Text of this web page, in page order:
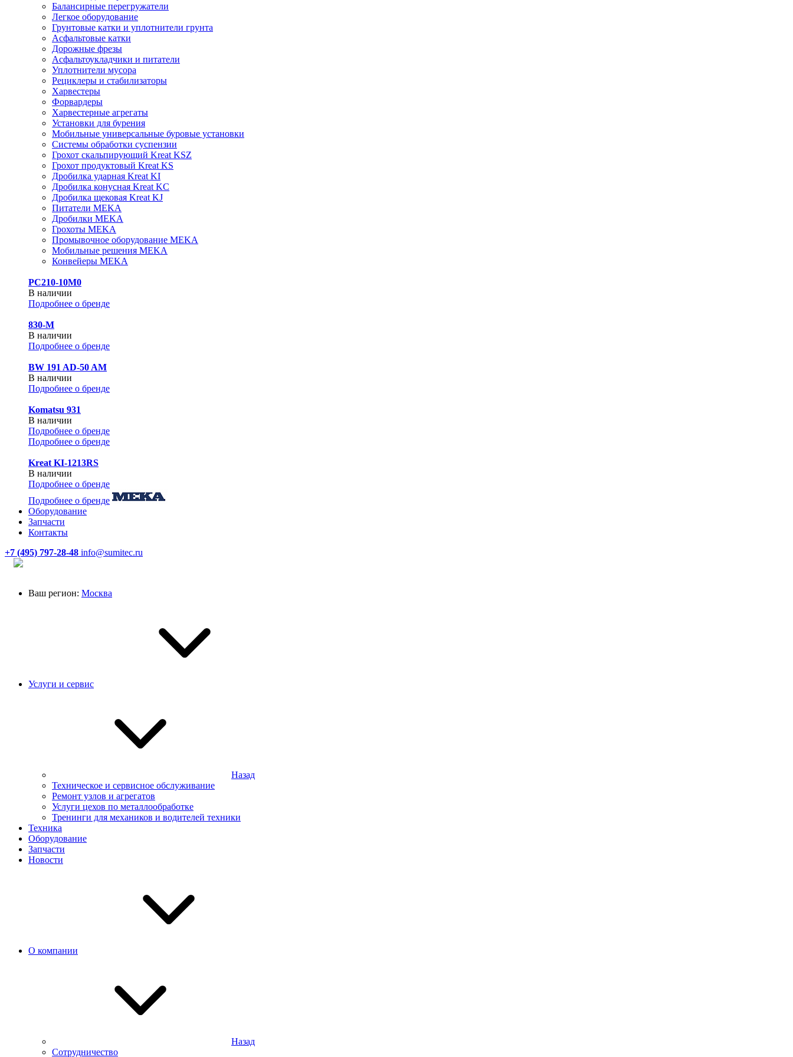
Балансирные перегружатели
Легкое оборудование
Грунтовые катки и уплотнители грунта
Асфальтовые катки
Дорожные фрезы
Асфальтоукладчики и питатели
Уплотнители мусора
Рециклеры и стабилизаторы
Харвестеры
Форвардеры
Харвестерные агрегаты
Установки для бурения
Мобильные универсальные буровые установки
Системы обработки суспензии
Грохот скальпирующий Kreat KSZ
Грохот продуктовый Kreat KS
Дробилка ударная Kreat KI
Дробилка конусная Kreat KC
Дробилка щековая Kreat KJ
Питатели MEKA
Дробилки MEKA
Грохоты MEKA
Промывочное оборудование MEKA
Мобильные решения MEKA
Конвейеры MEKA
PC210-10M0
В наличии
Подробнее о бренде
830-М
В наличии
Подробнее о бренде
BW 191 AD-50 AM
В наличии
Подробнее о бренде
Komatsu 931
В наличии
Подробнее о бренде
Подробнее о бренде
Kreat KI-1213RS
В наличии
Подробнее о бренде
Подробнее о бренде
Оборудование
Запчасти
Контакты
+7 (495) 797-28-48 info@sumitec.ru
Ваш регион: Москва
Услуги и сервис
Назад
Техническое и сервисное обслуживание
Ремонт узлов и агрегатов
Услуги цехов по металлообработке
Тренинги для механиков и водителей техники
Техника
Оборудование
Запчасти
Новости
О компании
Назад
Сотрудничество